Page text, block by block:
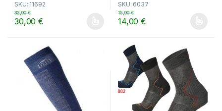
u
t
f
SKU: 11692
30,00€
32,90€
Questo prodotto ha più varianti. Le opzioni possono essere
u
t
SKU: 6037
14,00€
15,90€
Questo prodotto ha più